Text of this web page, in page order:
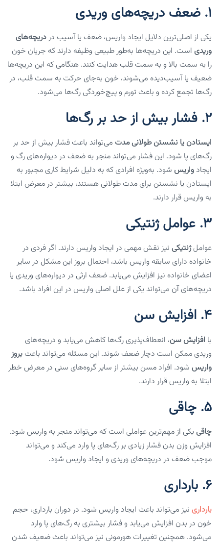
1. ضعف دریچه‌های وریدی
یکی از اصلی‌ترین دلایل ایجاد واریس، ضعف یا آسیب در دریچه‌های
وریدی است. این دریچه‌ها به‌طور طبیعی وظیفه دارند که جریان خون
را به سمت بالا و به سمت قلب هدایت کنند. هنگامی که این دریچه‌ها
ضعیف یا آسیب‌دیده می‌شوند، خون به‌جای حرکت به سمت قلب، در
رگ‌ها تجمع کرده و باعث تورم و پیچ‌خوردگی رگ‌ها می‌شود.
2. فشار بیش از حد بر رگ‌ها
ایستادن یا نشستن طولانی مدت می‌تواند باعث فشار بیش از حد بر
رگ‌های پا شود. این فشار می‌تواند منجر به ضعف در دیواره‌های رگ و
ایجاد واریس شود. به‌ویژه افرادی که به دلیل شرایط کاری مجبور به
ایستادن یا نشستن برای مدت طولانی هستند، بیشتر در معرض ابتلا
به واریس قرار دارند.
3. عوامل ژنتیکی
عواملژنتیکی نیز نقش مهمی در ایجاد واریس دارند. اگر فردی در
خانواده دارای سابقه واریس باشد، احتمال بروز این مشکل در سایر
اعضای خانواده نیز افزایش می‌یابد. ضعف ارثی در دیواره‌های وریدی یا
دریچه‌های آن می‌تواند یکی از علل اصلی واریس در این افراد باشد.
4. افزایش سن
با افزایش سن، انعطاف‌پذیری رگ‌ها کاهش می‌یابد و دریچه‌های
وریدی ممکن است دچار ضعف شوند. این مسئله می‌تواند باعث بروز
واریس شود. افراد مسن بیشتر از سایر گروه‌های سنی در معرض خطر
ابتلا به واریس قرار دارند.
5. چاقی
چاقی یکی از مهم‌ترین عواملی است که می‌تواند منجر به واریس شود.
افزایش وزن بدن فشار زیادی بر رگ‌های پا وارد می‌کند و می‌تواند
موجب ضعف در دریچه‌های وریدی و ایجاد واریس شود.
6. بارداری
بارداری نیز می‌تواند باعث ایجاد واریس شود. در دوران بارداری، حجم
خون در بدن افزایش می‌یابد و فشار بیشتری به رگ‌های پا وارد
می‌شود. همچنین تغییرات هورمونی نیز می‌تواند باعث ضعیف شدن